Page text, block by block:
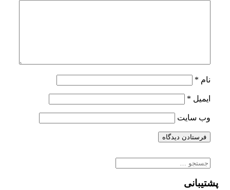
*
ایمیل*
وب‌ سایت
جستجو
پشتیبانی